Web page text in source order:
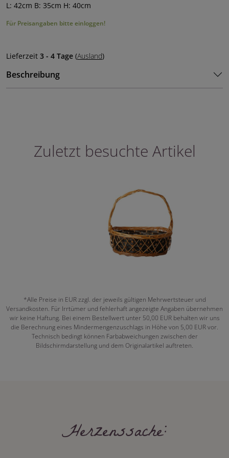
L: 42cm B: 35cm H: 40cm
Für Preisangaben bitte einloggen!
Lieferzeit 3 - 4 Tage (Ausland)
Beschreibung
Zuletzt besuchte Artikel
*Alle Preise in EUR zzgl. der jeweils gültigen Mehrwertsteuer und
Versandkosten. Für Irrtümer und fehlerhaft angezeigte Angaben übernehmen
wir keine Haftung. Bei einem Bestellwert unter 50,00 EUR behalten wir uns
die Berechnung eines Mindermengenzuschlags in Höhe von 5,00 EUR vor.
Technisch bedingt können Farbabweichungen zwischen der
Bildschirmdarstellung und dem Originalartikel auftreten.
Herzenssache: